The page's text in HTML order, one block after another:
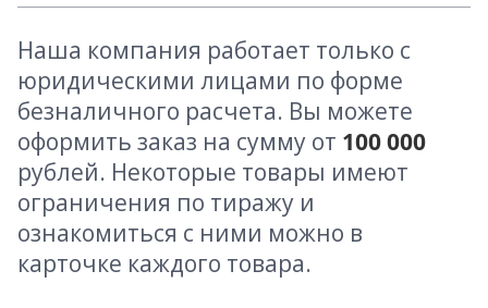
Наша компания работает только с
юридическими лицами по форме
безналичного расчета. Вы можете
оформить заказ на сумму от 100 000
рублей. Некоторые товары имеют
ограничения по тиражу и
ознакомиться с ними можно в
карточке каждого товара.